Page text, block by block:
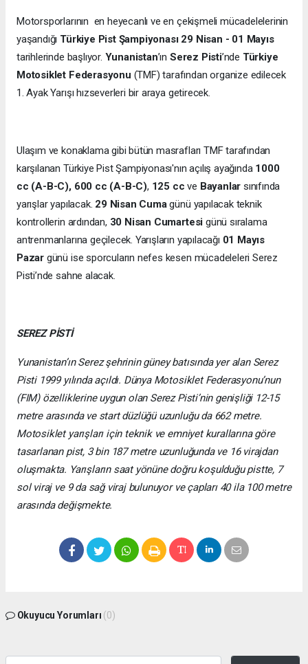
Motorsporlarının en heyecanlı ve en çekişmeli mücadelelerinin
yaşandığı Türkiye Pist Şampiyonası 29 Nisan - 01 Mayıs
tarihlerinde başlıyor. Yunanistan’ın Serez Pisti’nde Türkiye
Motosiklet Federasyonu (TMF) tarafından organize edilecek
1. Ayak Yarışı hızseverleri bir araya getirecek.
Ulaşım ve konaklama gibi bütün masrafları TMF tarafından
karşılanan Türkiye Pist Şampiyonası'nın açılış ayağında 1000
cc (A-B-C), 600 cc (A-B-C), 125 cc ve Bayanlar sınıfında
yarışlar yapılacak. 29 Nisan Cumagünü yapılacak teknik
kontrollerin ardından, 30 Nisan Cumartesi günü sıralama
antrenmanlarına geçilecek. Yarışların yapılacağı 01 Mayıs
Pazar günü ise sporcuların nefes kesen mücadeleleri Serez
Pisti’nde sahne alacak.
SEREZ PİSTİ
Yunanistan’ın Serez şehrinin güney batısında yer alan Serez
Pisti 1999 yılında açıldı. Dünya Motosiklet Federasyonu’nun
(FIM) özelliklerine uygun olan Serez Pisti’nin genişliği 12-15
metre arasında ve start düzlüğü uzunluğu da 662 metre.
Motosiklet yarışları için teknik ve emniyet kurallarına göre
tasarlanan pist, 3 bin 187 metre uzunluğunda ve 16 virajdan
oluşmakta. Yarışların saat yönüne doğru koşulduğu pistte, 7
sol viraj ve 9 da sağ viraj bulunuyor ve çapları 40 ila 100 metre
arasında değişmekte.
Okuyucu Yorumları (0)